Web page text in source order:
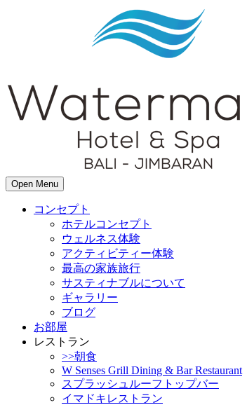
Open Menu
コンセプト
ホテルコンセプト
ウェルネス体験
アクティビティー体験
最高の家族旅行
サスティナブルについて
ギャラリー
ブログ
お部屋
レストラン
>>朝食
W Senses Grill Dining & Bar Restaurant
スプラッシュルーフトップバー
イマドキレストラン